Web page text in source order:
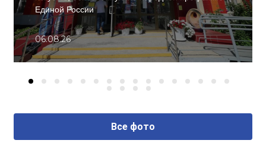
Единой России
06.08.26
Все фото